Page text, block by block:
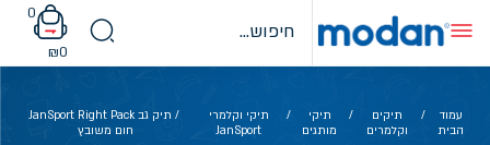
content
0
₪0
עמוד
הבית
/
תיקים
וקלמרים
/
תיקי
מותגים
/
תיקי וקלמרי
JanSport
/ תיק גב JanSport Right Pack
חום משובץ